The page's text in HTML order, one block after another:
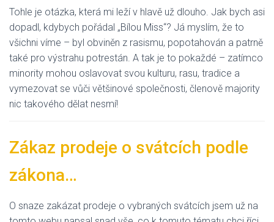
Tohle je otázka, která mi leží v hlavě už dlouho. Jak bych asi
dopadl, kdybych pořádal „Bílou Miss“? Já myslím, že to
všichni víme – byl obviněn z rasismu, popotahován a patrně
také pro výstrahu potrestán. A tak je to pokaždé – zatímco
minority mohou oslavovat svou kulturu, rasu, tradice a
vymezovat se vůči většinové společnosti, členově majority
nic takového dělat nesmí!
Zákaz prodeje o svátcích podle
zákona…
O snaze zakázat prodeje o vybraných svátcích jsem už na